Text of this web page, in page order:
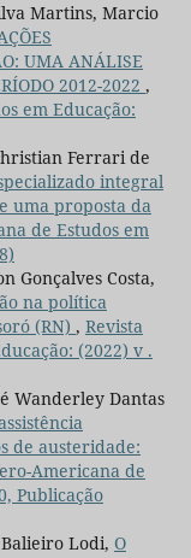
Martins, Marcio
UMA ANÁLISE
2012-2022 ,
em Educação:
Ferrari de
integral
uma proposta da
de Estudos em
Gonçalves Costa,
na política
(RN) , Revista
(2022) v .
Wanderley Dantas
de austeridade:
Americana de
Publicação
Lodi, O